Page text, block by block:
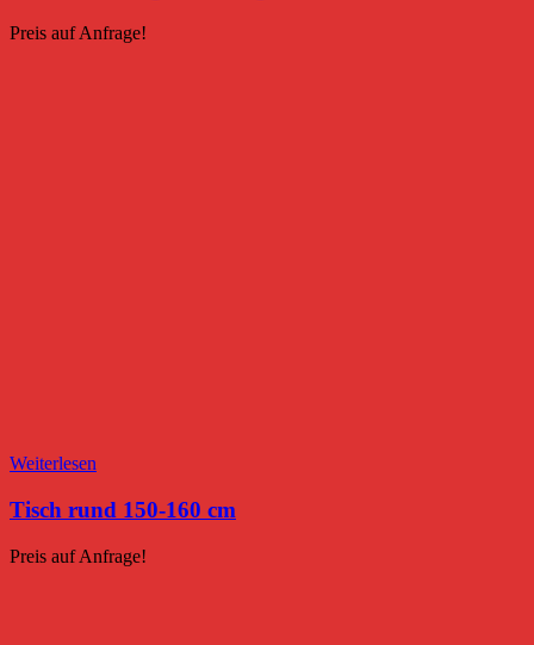
Preis auf Anfrage!
Weiterlesen
Tisch rund 150-160 cm
Preis auf Anfrage!